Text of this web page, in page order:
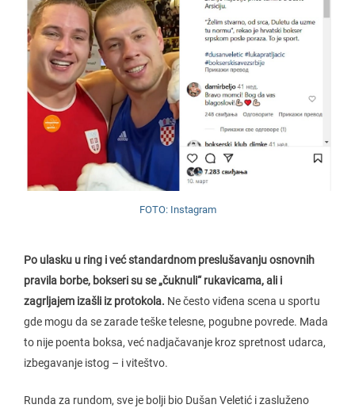
FOTO: Instagram
Po ulasku u ring i već standardnom preslušavanju osnovnih
pravila borbe, bokseri su se „čuknuli“ rukavicama, ali i
zagrljajem izašli iz protokola. Ne često viđena scena u sportu
gde mogu da se zarade teške telesne, pogubne povrede. Mada
to nije poenta boksa, već nadjačavanje kroz spretnost udarca,
izbegavanje istog – i viteštvo.
Runda za rundom, sve je bolji bio Dušan Veletić i zasluženo